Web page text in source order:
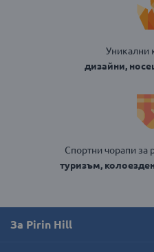
Уникални
дизайни,
Спортни чорапи за
туризъм,
За Pirin Hill